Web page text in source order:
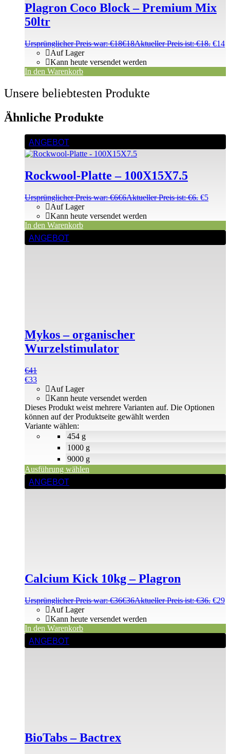
Plagron Coco Block – Premium Mix
50ltr
Ursprünglicher Preis war: €18€18Aktueller Preis ist: €18. €14
Auf Lager
Kann heute versendet werden
In den Warenkorb
Unsere beliebtesten Produkte
Ähnliche Produkte
ANGEBOT
Rockwool-Platte – 100X15X7.5
Ursprünglicher Preis war: €6€6Aktueller Preis ist: €6. €5
Auf Lager
Kann heute versendet werden
In den Warenkorb
ANGEBOT
Mykos – organischer
Wurzelstimulator
€41
€33
454 g
1000 g
9000 g
Auf Lager
Kann heute versendet werden
Variante wählen:
Ausführung wählen
Dieses Produkt weist mehrere Varianten auf. Die Optionen
können auf der Produktseite gewählt werden
ANGEBOT
Calcium Kick 10kg – Plagron
Ursprünglicher Preis war: €36€36Aktueller Preis ist: €36. €29
Auf Lager
Kann heute versendet werden
In den Warenkorb
ANGEBOT
BioTabs – Bactrex